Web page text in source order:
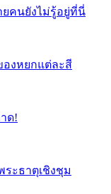
คนยังไม่รู้อยู่ที่นี่
องหยกแต่ละสี
ด!
ะธาตุเชิงชุม